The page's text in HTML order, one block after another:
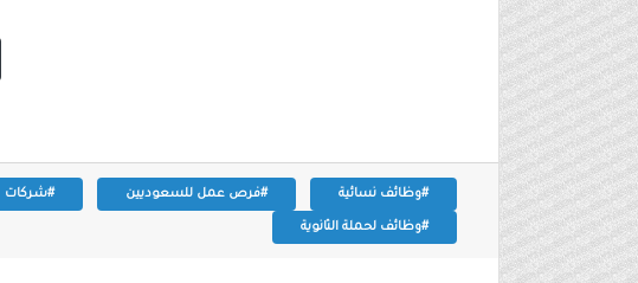
#وظائف نسائية #فرص عمل للسعوديين #شركات
#وظائف لحملة الثانوية